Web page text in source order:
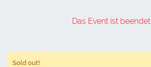
Das Event ist beendet
Sold out!